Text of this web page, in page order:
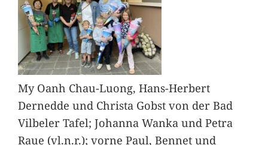
My Oanh Chau-Luong, Hans-Herbert
Dernedde und Christa Gobst von der Bad
Vilbeler Tafel; Johanna Wanka und Petra
Raue (vl.n.r.); vorne Paul, Bennet und